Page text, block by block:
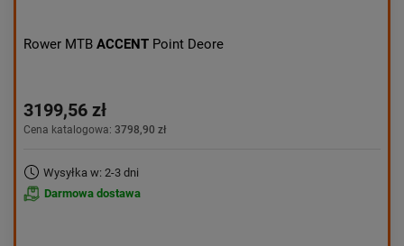
Rower MTB ACCENT Point Deore
3199,56 zł
Cena katalogowa: 3798,90 zł
Wysyłka w: 2-3 dni
Darmowa dostawa